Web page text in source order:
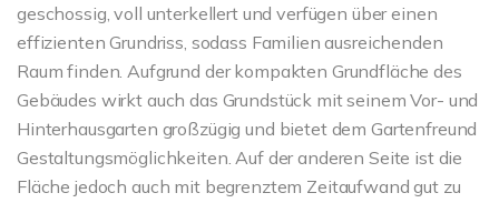
geschossig, voll unterkellert und verfügen über einen
effizienten Grundriss, sodass Familien ausreichenden
Raum finden. Aufgrund der kompakten Grundfläche des
Gebäudes wirkt auch das Grundstück mit seinem Vor- und
Hinterhausgarten großzügig und bietet dem Gartenfreund
Gestaltungsmöglichkeiten. Auf der anderen Seite ist die
Fläche jedoch auch mit begrenztem Zeitaufwand gut zu